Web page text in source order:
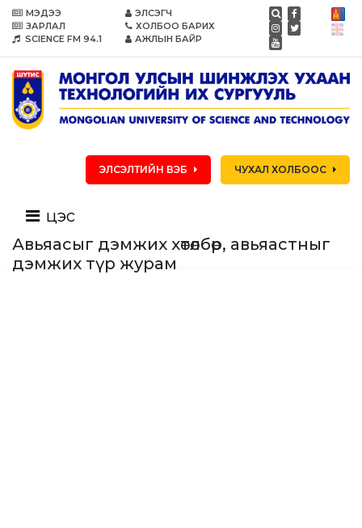
МЭДЭЭ
ЗАРЛАЛ
SCIENCE FM 94.1
ЭЛСЭГЧ
ХОЛБОО БАРИХ
АЖЛЫН БАЙР
ЭЛСЭЛТИЙН ВЭБ ЧУХАЛ ХОЛБООС
цэс
Авьяасыг дэмжих хөтөлбөр, авьяастныг
дэмжих түр журам